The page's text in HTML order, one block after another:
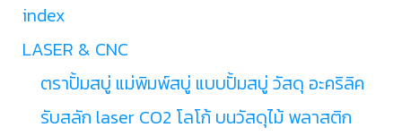
index
LASER & CNC
ตราปั้มสบู่ แม่พิมพ์สบู่ แบบปั้มสบู่ วัสดุ อะคริลิค
รับสลัก laser CO2 โลโก้ บนวัสดุไม้ พลาสติก